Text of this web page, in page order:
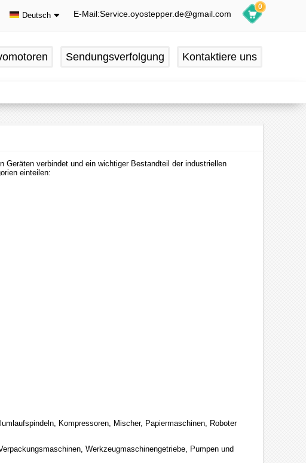
Deutsch
Deutsch
E-Mail:Service.oyostepper.de@gmail.com
0
Sendungsverfolgung Kontaktiere uns
Geräten verbindet und ein wichtiger Bestandteil der industriellen
einteilen:
Kompressoren, Mischer, Papiermaschinen, Roboter
Werkzeugmaschinengetriebe, Pumpen und